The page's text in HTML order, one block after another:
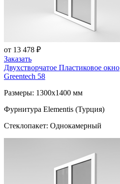
от 13 478 ₽
Заказать
Двухстворчатое Пластиковое окно
Greentech 58
Размеры: 1300x1400 мм
Фурнитура Elementis (Турция)
Стеклопакет: Однокамерный